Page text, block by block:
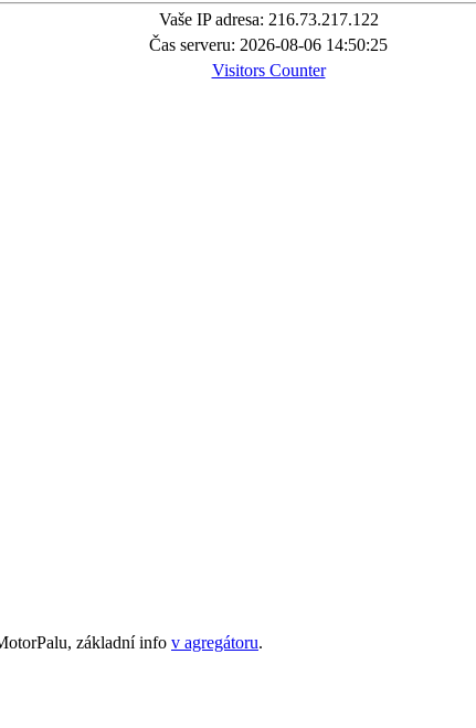
Vaše IP adresa: 216.73.217.122
Čas serveru: 2026-08-06 14:50:25
Visitors Counter
základní info v agregátoru.